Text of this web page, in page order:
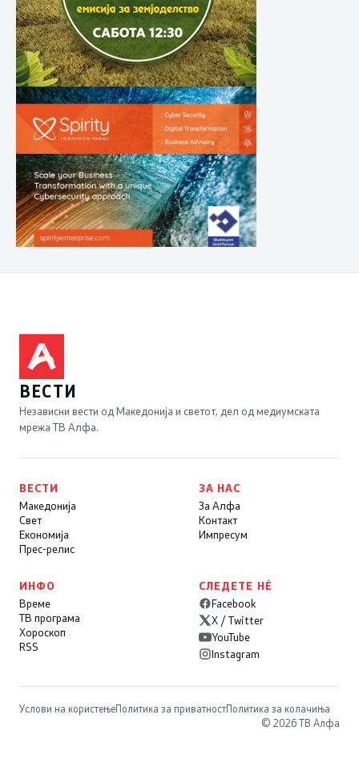
ВЕСТИ
Независни вести од Македонија и светот, дел од медиумската
мрежа ТВ Алфа.
ВЕСТИ
Македонија
Свет
Економија
Прес-релис
ЗА НАС
За Алфа
Контакт
Импресум
ИНФО
Време
ТВ програма
Хороскоп
RSS
СЛЕДЕТЕ НÉ
Facebook
X / Twitter
YouTube
Instagram
Услови на користењеПолитика за приватностПолитика за колачиња
© 2026 ТВ Алфа